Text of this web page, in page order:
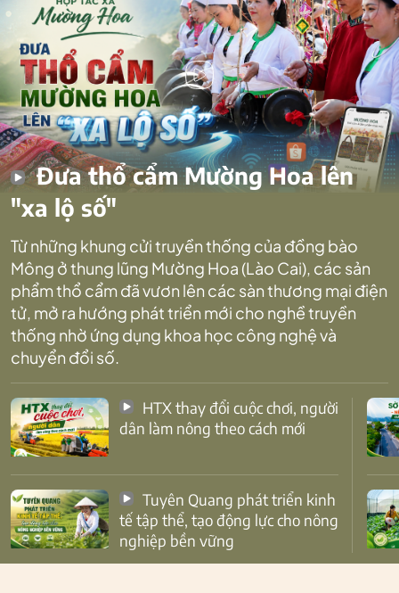
Đưa thổ cẩm Mường Hoa lên
"xa lộ số"
Từ những khung cửi truyền thống của đồng bào
Mông ở thung lũng Mường Hoa (Lào Cai), các sản
phẩm thổ cẩm đã vươn lên các sàn thương mại điện
tử, mở ra hướng phát triển mới cho nghề truyền
thống nhờ ứng dụng khoa học công nghệ và
chuyển đổi số.
dân làm nông theo cách mới
tế tập thể, tạo động lực cho nông
nghiệp bền vững